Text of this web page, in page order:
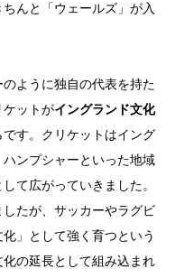
ちんと「ウェールズ」が入
ように独自の代表を持た
ケットがイングランド文化
です。クリケットはイング
ンプシャーといった地域
て広がっていきました。
たが、サッカーやラグビ
」として強く育つという
の延長として組み込まれ